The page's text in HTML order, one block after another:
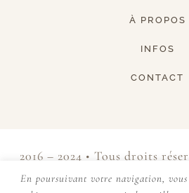
À PROPOS
INFOS
CONTACT
2016 – 2024 • Tous droits
• Siret 820 560 555 00014 •
En poursuivant votre navigation,